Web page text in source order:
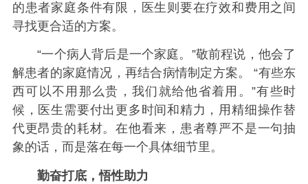
的患者家庭条件有限，医生则要在疗效和费用之间
寻找更合适的方案。
“一个病人背后是一个家庭。”敬前程说，他会了
解患者的家庭情况，再结合病情制定方案。 “有些东
西可以不用那么贵，我们就给他省着用。”有些时
候，医生需要付出更多时间和精力，用精细操作替
代更昂贵的耗材。在他看来，患者尊严不是一句抽
象的话，而是落在每一个具体细节里。
勤奋打底，悟性助力